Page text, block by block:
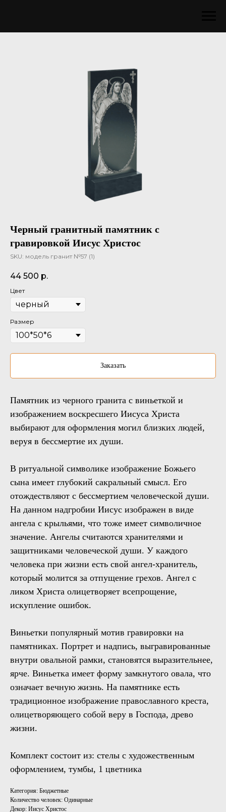
Черный гранитный памятник с
гравировкой Иисус Христос
SKU: модель гранит №57 (1)
44 500 р.
Цвет
Размер
Заказать
Памятник из черного гранита с виньеткой и
изображением воскресшего Иисуса Христа
выбирают для оформления могил близких людей,
веруя в бессмертие их души.
В ритуальной символике изображение Божьего
сына имеет глубокий сакральный смысл. Его
отождествляют с бессмертием человеческой души.
На данном надгробии Иисус изображен в виде
ангела с крыльями, что тоже имеет символичное
значение. Ангелы считаются хранителями и
защитниками человеческой души. У каждого
человека при жизни есть свой ангел-хранитель,
который молится за отпущение грехов. Ангел с
ликом Христа олицетворяет всепрощение,
искупление ошибок.
Виньетки популярный мотив гравировки на
памятниках. Портрет и надпись, выгравированные
внутри овальной рамки, становятся выразительнее,
ярче. Виньетка имеет форму замкнутого овала, что
означает вечную жизнь. На памятнике есть
традиционное изображение православного креста,
олицетворяющего собой веру в Господа, древо
жизни.
Комплект состоит из: стелы с художественным
оформлением, тумбы, 1 цветника
Категория: Бюджетные
Количество человек: Одинарные
Декор: Иисус Христос